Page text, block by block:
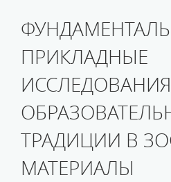
ПРИКЛАДНЫЕ
ТРАДИЦИИ В
МАТЕРИАЛЫ